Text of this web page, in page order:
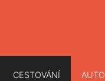
CESTOVÁNÍ AUTO